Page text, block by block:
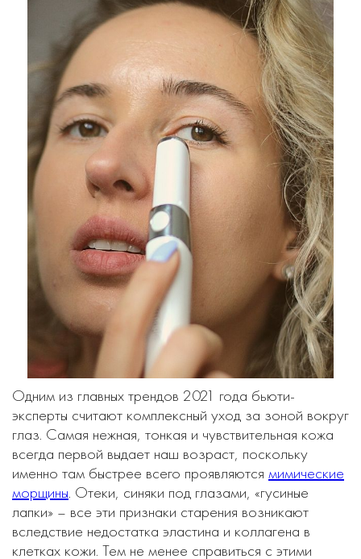
Одним из главных трендов 2021 года бьюти-
эксперты считают комплексный уход за зоной вокруг
глаз. Самая нежная, тонкая и чувствительная кожа
всегда первой выдает наш возраст, поскольку
именно там быстрее всего проявляются мимические
морщины . Отеки, синяки под глазами, «гусиные
лапки» – все эти признаки старения возникают
вследствие недостатка эластина и коллагена в
клетках кожи. Тем не менее справиться с этими